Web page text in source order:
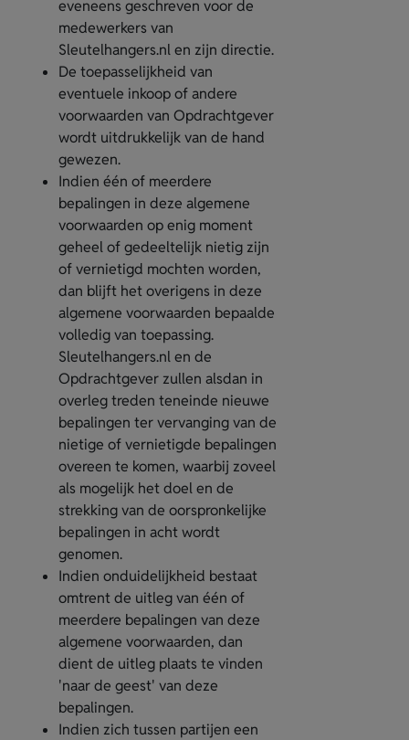
eveneens geschreven voor de
medewerkers van
Sleutelhangers.nl en zijn directie.
De toepasselijkheid van
eventuele inkoop­ of andere
voorwaarden van Opdrachtgever
wordt uitdrukkelijk van de hand
gewezen.
Indien één of meerdere
bepalingen in deze algemene
voorwaarden op enig moment
geheel of gedeeltelijk nietig zijn
of vernietigd mochten worden,
dan blijft het overigens in deze
algemene voorwaarden bepaalde
volledig van toepassing.
Sleutelhangers.nl en de
Opdrachtgever zullen alsdan in
overleg treden teneinde nieuwe
bepalingen ter vervanging van de
nietige of vernietigde bepalingen
overeen te komen, waarbij zoveel
als mogelijk het doel en de
strekking van de oorspronkelijke
bepalingen in acht wordt
genomen.
Indien onduidelijkheid bestaat
omtrent de uitleg van één of
meerdere bepalingen van deze
algemene voorwaarden, dan
dient de uitleg plaats te vinden
'naar de geest' van deze
bepalingen.
Indien zich tussen partijen een